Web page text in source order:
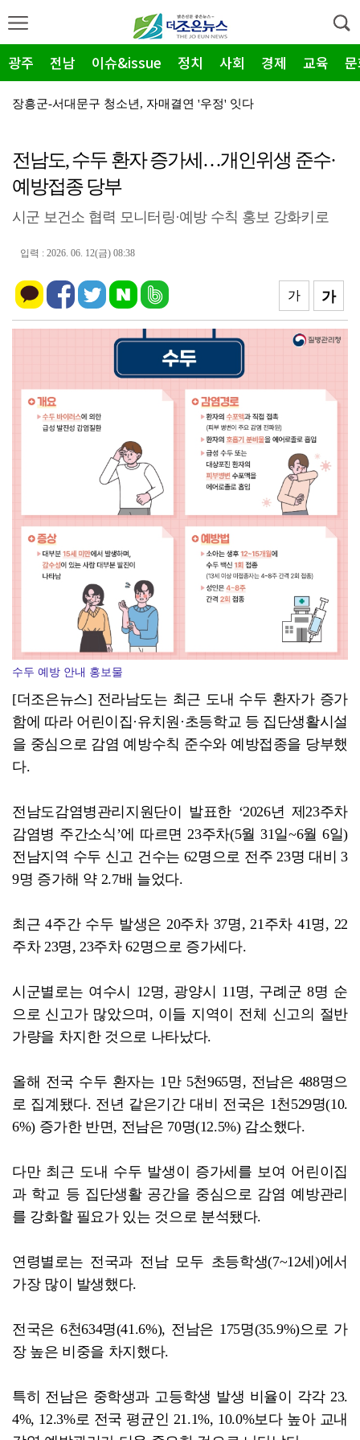
광주 전남 이슈&issue 정치 사회 경제 교육
장흥군, 폭염·가뭄 '긴급 대책회의' 개최... "피해…
광주지방보훈청, 백범 김구 150주년: 청렴·적극행정 …
전남광주특별시, 해남 '400MW 태양광' 착공…SK하…
(재)전라남도청소년미래재단, 아동·청소년 범죄예방 캠페…
영암 가뭄 '비상'… 서삼석 농해수위원장, 현장 점검
광양시 광영도서관, "AI 작가" 길 위의 인문학
장흥군-서대문구 청소년, 자매결연 '우정' 잇다
전남도, 수두 환자 증가세…개인위생 준수·
예방접종 당부
시군 보건소 협력 모니터링·예방 수칙 홍보 강화키로
입력 : 2026. 06. 12(금) 08:38
가
가
수두 예방 안내 홍보물
[더조은뉴스] 전라남도는 최근 도내 수두 환자가 증가
함에 따라 어린이집·유치원·초등학교 등 집단생활시설
을 중심으로 감염 예방수칙 준수와 예방접종을 당부했
다.
전남도감염병관리지원단이 발표한 ‘2026년 제23주차
감염병 주간소식’에 따르면 23주차(5월 31일~6월 6일)
전남지역 수두 신고 건수는 62명으로 전주 23명 대비 3
9명 증가해 약 2.7배 늘었다.
최근 4주간 수두 발생은 20주차 37명, 21주차 41명, 22
주차 23명, 23주차 62명으로 증가세다.
시군별로는 여수시 12명, 광양시 11명, 구례군 8명 순
으로 신고가 많았으며, 이들 지역이 전체 신고의 절반
가량을 차지한 것으로 나타났다.
올해 전국 수두 환자는 1만 5천965명, 전남은 488명으
로 집계됐다. 전년 같은기간 대비 전국은 1천529명(10.
6%) 증가한 반면, 전남은 70명(12.5%) 감소했다.
다만 최근 도내 수두 발생이 증가세를 보여 어린이집
과 학교 등 집단생활 공간을 중심으로 감염 예방관리
를 강화할 필요가 있는 것으로 분석됐다.
연령별로는 전국과 전남 모두 초등학생(7~12세)에서
가장 많이 발생했다.
전국은 6천634명(41.6%), 전남은 175명(35.9%)으로 가
장 높은 비중을 차지했다.
특히 전남은 중학생과 고등학생 발생 비율이 각각 23.
4%, 12.3%로 전국 평균인 21.1%, 10.0%보다 높아 교내